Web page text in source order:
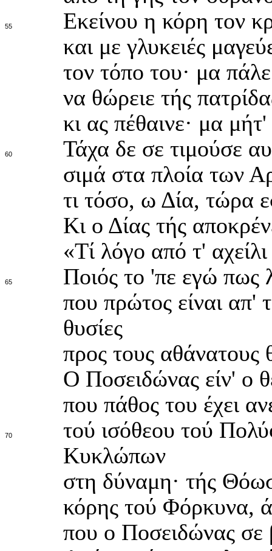
55
Εκείνου η κόρη τον
και με γλυκειές
τον τόπο του· μα
να θώρειε τής
κι ας πέθαινε· μα
60
Τάχα δε σε τιμούσε
σιμά στα πλοία των
τι τόσο, ω Δία, τώρα
Κι ο Δίας τής
«Τί λόγο από τ'
65
Ποιός το 'πε εγώ πως
που πρώτος είναι απ'
θυσίες
προς τους αθάνατους
Ο Ποσειδώνας είν' ο
που πάθος του έχει
70
τού ισόθεου τού
Κυκλώπων
στη δύναμη· τής
κόρης τού Φόρκυνα,
που ο Ποσειδώνας σε